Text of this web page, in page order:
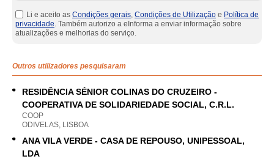
Li e aceito as Condições gerais, Condições de Utilização e Política de
privacidade. Também autorizo a eInforma a enviar informação sobre
atualizações e melhorias do serviço.
Outros utilizadores pesquisaram
RESIDÊNCIA SÉNIOR COLINAS DO CRUZEIRO -
COOPERATIVA DE SOLIDARIEDADE SOCIAL, C.R.L.
COOP
ODIVELAS, LISBOA
ANA VILA VERDE - CASA DE REPOUSO, UNIPESSOAL,
LDA